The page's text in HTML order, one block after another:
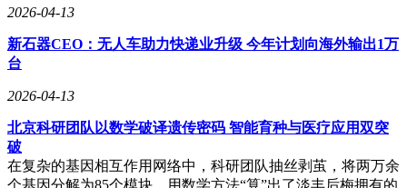
单。在涉及支付等敏感操作时，系统会提示用户手动确认，确
为提升个性化服务水平，豆包手机助手引入了记忆功能。用户
忆功能，助手还推出了操作手机Pro模式。该模式不仅支持模
拟点击操作，还能直接调用系统工具，结合记忆数据和强化推
理能力，更高效地处理复杂任务。例如，当用户要求为女儿推
荐礼物时，助手可根据记忆中存储的年龄和兴趣信息，自动筛
选合适选项。
2026-04-13
新石器CEO：无人车助力快递业升级 今年计划向海外输出1万
台
2026-04-13
北京科研团队以数学破译遗传密码 智能育种与医疗应用双突
破
在复杂的基因相互作用网络中，科研团队抽丝剥茧，将两万余
个基因分解为85个模块，用数学方法“算”出了淡丰后梅拥有的